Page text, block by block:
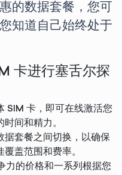
的数据套餐，您可
知道自己始终处于
卡进行塞舌尔探
SIM 卡，即可在线激活您
间和精力。
据套餐之间切换，以确保
盖范围和费率。
力的价格和一系列根据您